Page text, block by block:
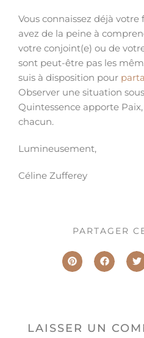
Vous connaissez déjà votre
avez de la peine à
votre conjoint(e) ou de
sont peut-être pas les
suis à disposition pour
Observer une situation
Quintessence apporte
chacun.
Lumineusement,
Céline Zufferey
PARTAGER
LAISSER UN